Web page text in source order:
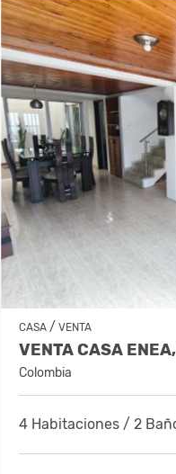
CASA / VENTA
VENTA CASA
Colombia
4 Habitaciones / 2